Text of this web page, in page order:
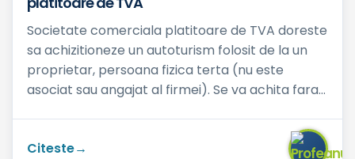
Societate comerciala platitoare de TVA doreste
sa achizitioneze un autoturism folosit de la un
proprietar, persoana fizica terta (nu este
asociat sau angajat al firmei). Se va achita fara
Citeste